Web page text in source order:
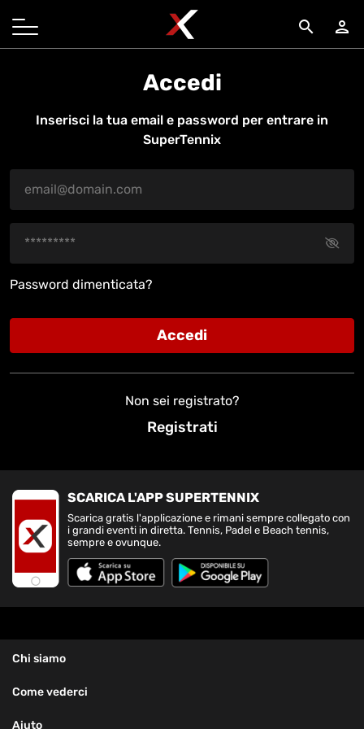
search person
Accedi
Inserisci la tua email e password per entrare in
SuperTennix
Password dimenticata?
Accedi
Non sei registrato?
Registrati
SCARICA L'APP SUPERTENNIX
Scarica gratis l'applicazione e rimani sempre collegato con
i grandi eventi in diretta. Tennis, Padel e Beach tennis,
sempre e ovunque.
Chi siamo
Come vederci
Aiuto